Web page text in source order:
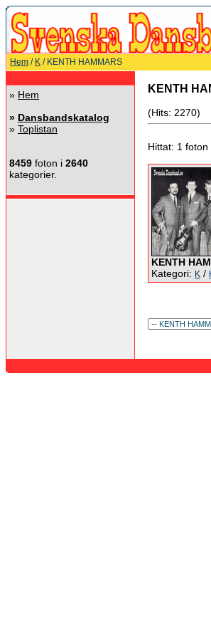
Hem / K / KENTH HAMMARS
» Hem
» Dansbandskatalog
» Toplistan
8459 foton i 2640
kategorier.
KENTH
(Hits: 2270)
Hittat: 1 foton
KENTH
Kategori: K /